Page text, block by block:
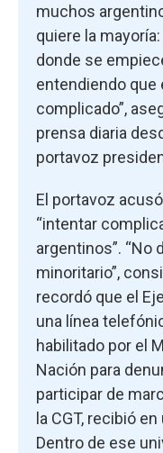
muchos
quiere la
donde se
entendiendo
complicado”,
prensa diaria
portavoz
El portavoz
“intentar
argentinos”. “No
minoritario”,
recordó que el
una línea
habilitado por el
Nación para
participar de
la CGT, recibió
Dentro de ese